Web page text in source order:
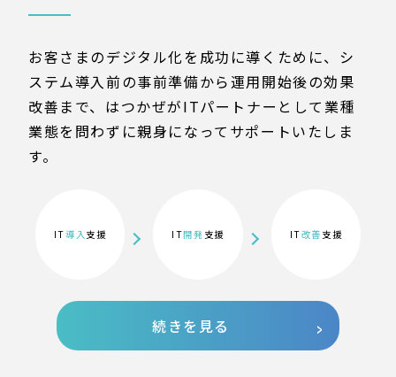
お客さまのデジタル化を成功に導くために、シ
ステム導入前の事前準備から運用開始後の効果
改善まで、はつかぜがITパートナーとして業種
業態を問わずに親身になってサポートいたしま
す。
IT導入 支援 IT開発 支援 IT改善 支援
続きを見る